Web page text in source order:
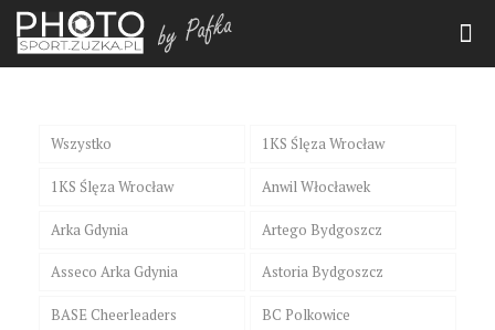
Wszystko 1KS Ślęza Wrocław
1KS Ślęza Wrocław Anwil Włocławek
Arka Gdynia Artego Bydgoszcz
Asseco Arka Gdynia Astoria Bydgoszcz
BASE Cheerleaders BC Polkowice